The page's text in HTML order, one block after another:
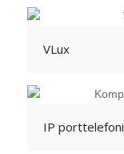
VLux
IP porttelefoni